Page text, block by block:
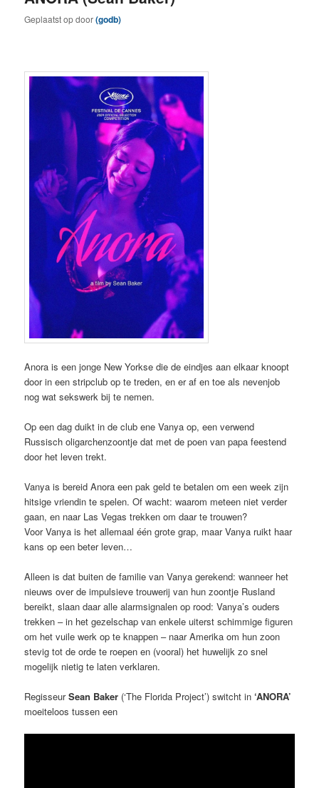
Geplaatst opdoor(godb)
Anora is een jonge New Yorkse die de eindjes aan elkaar knoopt
door in een stripclub op te treden, en er af en toe als nevenjob
nog wat sekswerk bij te nemen.
Op een dag duikt in de club ene Vanya op, een verwend
Russisch oligarchenzoontje dat met de poen van papa feestend
door het leven trekt.
Vanya is bereid Anora een pak geld te betalen om een week zijn
hitsige vriendin te spelen. Of wacht: waarom meteen niet verder
gaan, en naar Las Vegas trekken om daar te trouwen?
Voor Vanya is het allemaal één grote grap, maar Vanya ruikt haar
kans op een beter leven…
Alleen is dat buiten de familie van Vanya gerekend: wanneer het
nieuws over de impulsieve trouwerij van hun zoontje Rusland
bereikt, slaan daar alle alarmsignalen op rood: Vanya’s ouders
trekken – in het gezelschap van enkele uiterst schimmige figuren
om het vuile werk op te knappen – naar Amerika om hun zoon
stevig tot de orde te roepen en (vooral) het huwelijk zo snel
mogelijk nietig te laten verklaren.
RegisseurSean Baker (‘The Florida Project’) switcht in‘ANORA’
moeiteloos tussen een